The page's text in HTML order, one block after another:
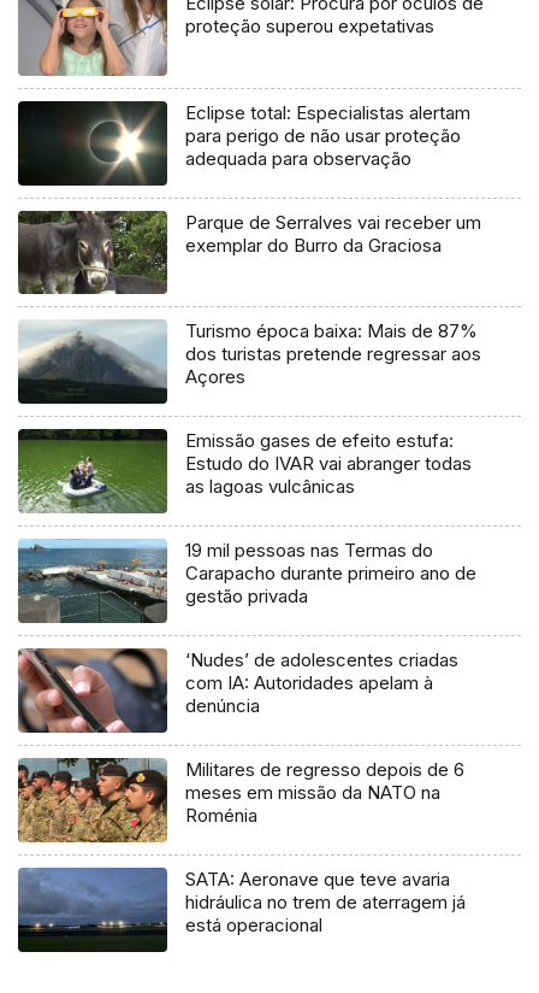
proteção superou expetativas
Eclipse total: Especialistas alertam
para perigo de não usar proteção
adequada para observação
Parque de Serralves vai receber um
exemplar do Burro da Graciosa
Turismo época baixa: Mais de 87%
dos turistas pretende regressar aos
Açores
Emissão gases de efeito estufa:
Estudo do IVAR vai abranger todas
as lagoas vulcânicas
19 mil pessoas nas Termas do
Carapacho durante primeiro ano de
gestão privada
‘Nudes’ de adolescentes criadas
com IA: Autoridades apelam à
denúncia
Militares de regresso depois de 6
meses em missão da NATO na
Roménia
SATA: Aeronave que teve avaria
hidráulica no trem de aterragem já
está operacional